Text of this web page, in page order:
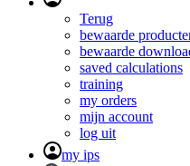
Terug
bewaarde
bewaarde
saved calculations
training
my orders
mijn account
log uit
my ips